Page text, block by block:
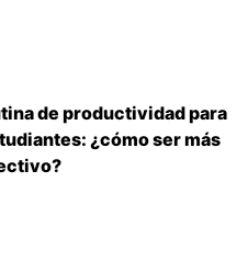
de productividad para
¿cómo ser más